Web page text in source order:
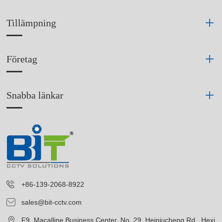
Tillämpning
Företag
Snabba länkar
+86-139-2068-8922
sales@bit-cctv.com
F9, Macalline Business Center, No. 29, Heiniucheng Rd., Hexi